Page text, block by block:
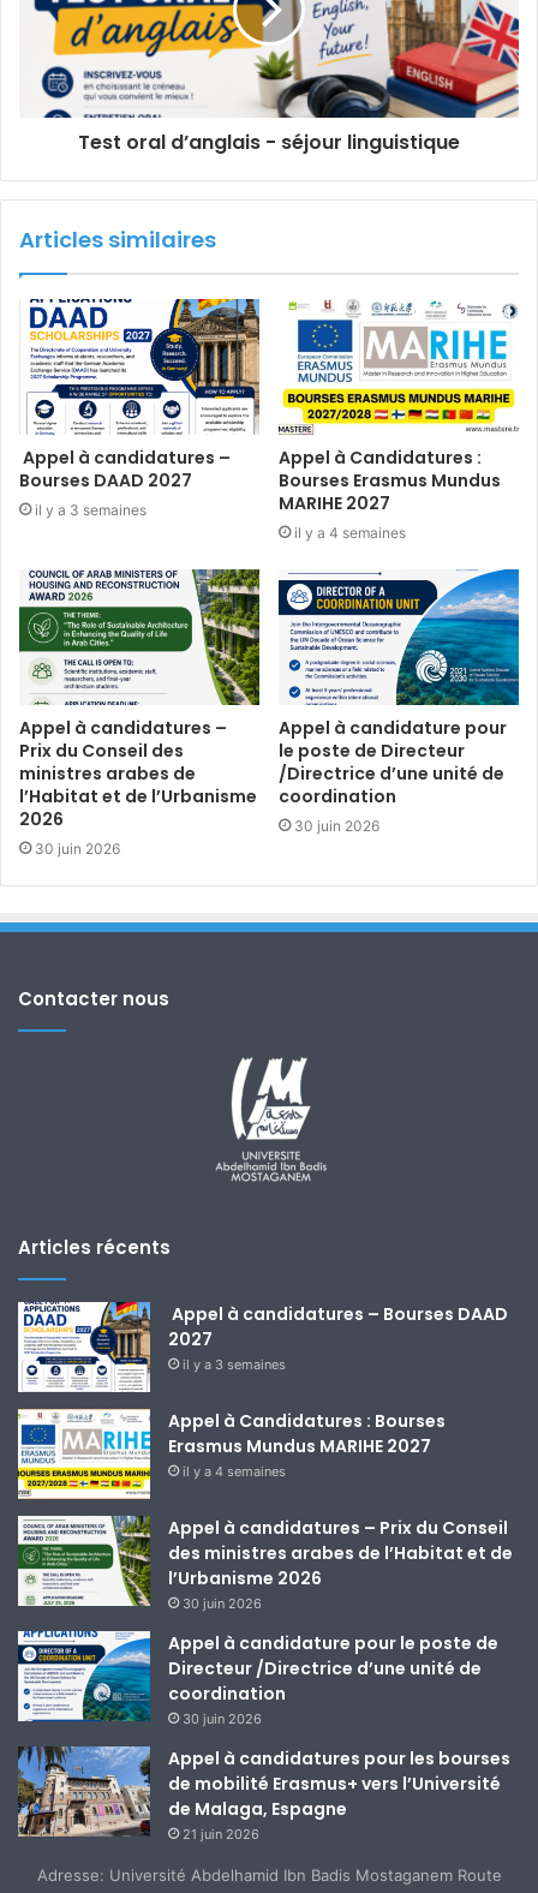
Test oral d’anglais - séjour linguistique
Articles similaires
Appel à candidatures –
Bourses DAAD 2027
il y a 3 semaines
Appel à Candidatures :
Bourses Erasmus Mundus
MARIHE 2027
il y a 4 semaines
Appel à candidatures –
Prix du Conseil des
ministres arabes de
l’Habitat et de l’Urbanisme
2026
30 juin 2026
Appel à candidature pour
le poste de Directeur
/Directrice d’une unité de
coordination
30 juin 2026
Contacter nous
Articles récents
Appel à candidatures – Bourses DAAD
2027
il y a 3 semaines
Appel à Candidatures : Bourses
Erasmus Mundus MARIHE 2027
il y a 4 semaines
Appel à candidatures – Prix du Conseil
des ministres arabes de l’Habitat et de
l’Urbanisme 2026
30 juin 2026
Appel à candidature pour le poste de
Directeur /Directrice d’une unité de
coordination
30 juin 2026
Appel à candidatures pour les bourses
de mobilité Erasmus+ vers l’Université
de Malaga, Espagne
21 juin 2026
Adresse: Université Abdelhamid Ibn Badis Mostaganem Route